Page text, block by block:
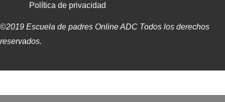
Política de privacidad
©2019 Escuela de padres Online ADC Todos los derechos
reservados.